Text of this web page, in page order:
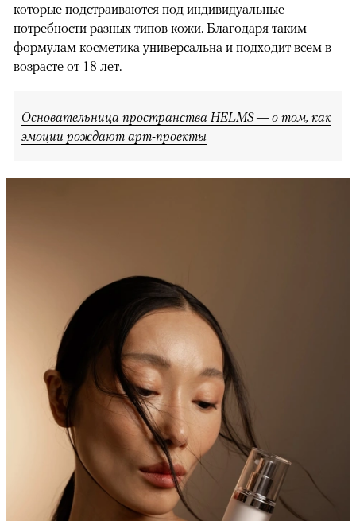
которые подстраиваются под индивидуальные
потребности разных типов кожи. Благодаря таким
формулам косметика универсальна и подходит всем в
возрасте от 18 лет.
Основательница пространства HELMS — о том, как
эмоции рождают арт-проекты
00:00 / 00:00